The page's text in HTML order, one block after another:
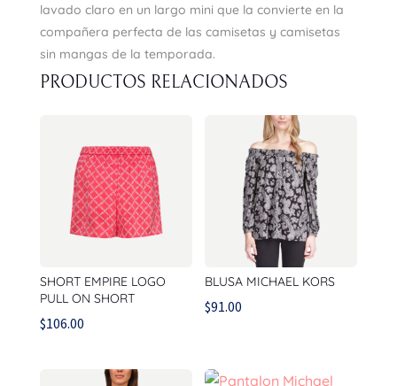
lavado claro en un largo mini que la convierte en la
compañera perfecta de las camisetas y camisetas
sin mangas de la temporada.
PRODUCTOS RELACIONADOS
SHORT EMPIRE LOGO
PULL ON SHORT
$106.00
BLUSA MICHAEL KORS
$91.00